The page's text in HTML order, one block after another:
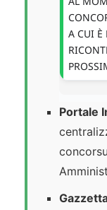
A CUI È
Portale